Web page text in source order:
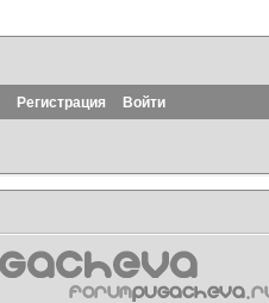
Регистрация Войти